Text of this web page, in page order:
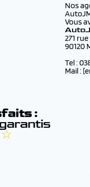
Nos
Vous
271
90120
Tel :
Mail :
: